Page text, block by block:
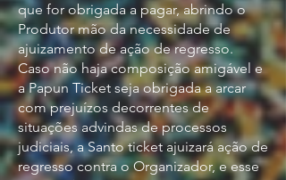
que for obrigada a pagar, abrindo o
Produtor mão da necessidade de
ajuizamento de ação de regresso.
Caso não haja composição amigável e
a Papun Ticket seja obrigada a arcar
com prejuízos decorrentes de
situações advindas de processos
judiciais, a Santo ticket ajuizará ação de
regresso contra o Organizador, e esse